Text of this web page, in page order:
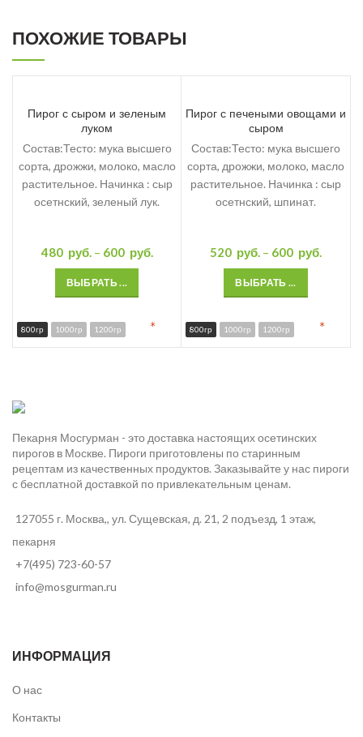
ПОХОЖИЕ ТОВАРЫ
Пирог с сыром и зеленым
луком
Состав:Тесто: мука высшего
сорта, дрожжи, молоко, масло
растительное. Начинка : сыр
осетнский, зеленый лук.
480 руб.– 600 руб.
ВЫБРАТЬ ...
800гр 1000гр 1200гр *
Пирог с печеными овощами и
сыром
Состав:Тесто: мука высшего
сорта, дрожжи, молоко, масло
растительное. Начинка : сыр
осетнский, шпинат.
520 руб. – 600 руб.
ВЫБРАТЬ ...
800гр 1000гр 1200гр *
Пекарня Мосгурман - это доставка настоящих осетинских
пирогов в Москве. Пироги приготовлены по старинным
рецептам из качественных продуктов. Заказывайте у нас пироги
с бесплатной доставкой по привлекательным ценам.
127055 г. Москва,, ул. Сущевская, д. 21, 2 подъезд, 1 этаж,
пекарня
+7(495) 723-60-57
info@mosgurman.ru
ИНФОРМАЦИЯ
О нас
Контакты